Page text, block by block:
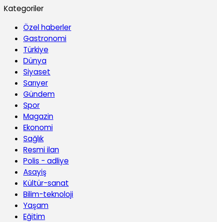
Kategoriler
Özel haberler
Gastronomi
Türkiye
Dünya
Siyaset
Sarıyer
Gündem
Spor
Magazin
Ekonomi
Sağlık
Resmi ilan
Polis - adliye
Asayiş
Kültür-sanat
Bilim-teknoloji
Yaşam
Eğitim